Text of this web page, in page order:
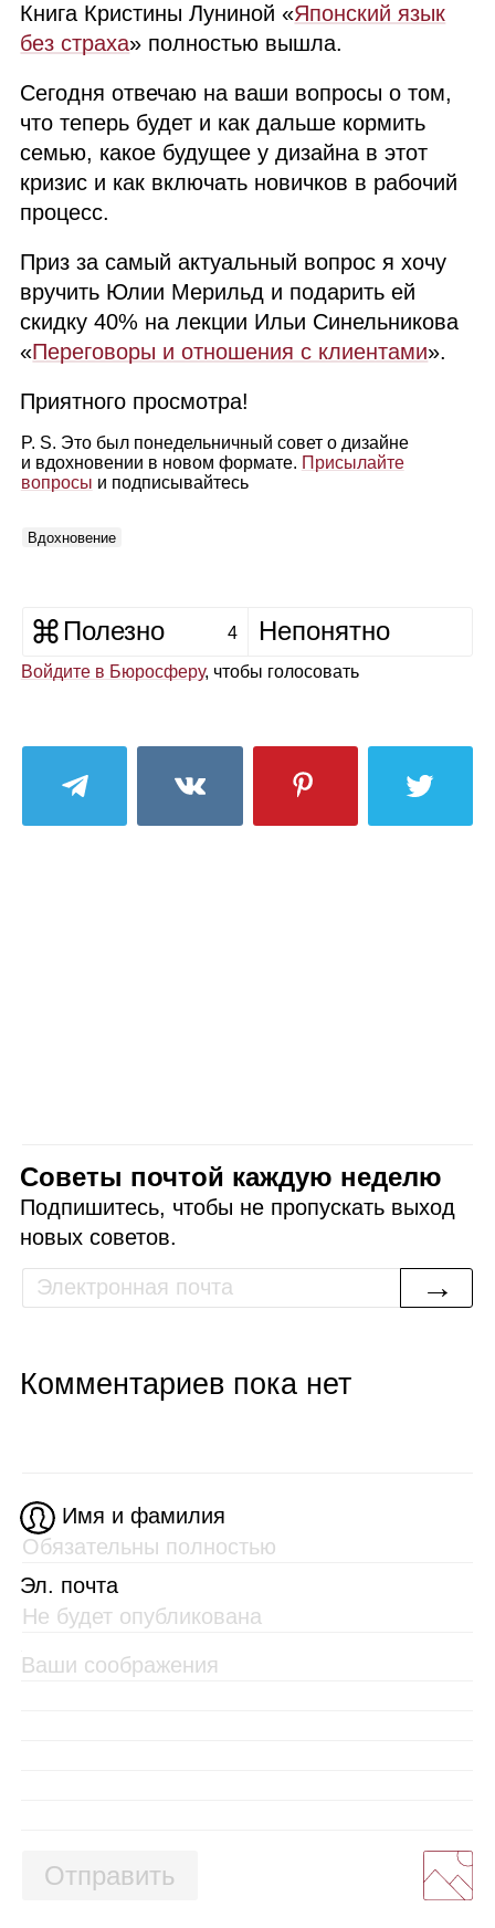
Книга Кристины Луниной «Японский язык
без страха» полностью вышла.
Сегодня отвечаю на ваши вопросы о том,
что теперь будет и как дальше кормить
семью, какое будущее у дизайна в этот
кризис и как включать новичков в рабочий
процесс.
Приз за самый актуальный вопрос я хочу
вручить Юлии Мерильд и подарить ей
скидку 40% на лекции Ильи Синельникова
«Переговоры и отношения с клиентами».
Приятного просмотра!
P. S. Это был понедельничный совет о дизайне
и вдохновении в новом формате. Присылайте
вопросы и подписывайтесь
Вдохновение
Полезно 4 Непонятно
Войдите в Бюросферу, чтобы голосовать
Советы почтой каждую неделю
Подпишитесь, чтобы не пропускать выход
новых советов.
→
Комментариев пока нет
Имя и фамилия
Эл. почта
Отправить